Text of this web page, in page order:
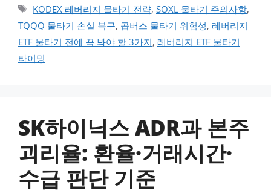
태그
KODEX 레버리지 물타기 전략, SOXL 물타기 주의사항,
TQQQ 물타기 손실 복구, 곱버스 물타기 위험성, 레버리지
ETF 물타기 전에 꼭 봐야 할 3가지, 레버리지 ETF 물타기
타이밍
SK하이닉스 ADR과 본주
괴리율: 환율·거래시간·
수급 판단 기준